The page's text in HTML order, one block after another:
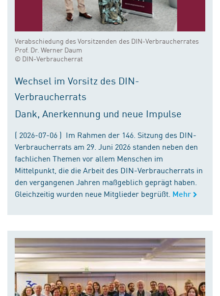
Verabschiedung des Vorsitzenden des DIN-Verbraucherrates
Prof. Dr. Werner Daum
© DIN-Verbraucherrat
Wechsel im Vorsitz des DIN-
Verbraucherrats
Dank, Anerkennung und neue Impulse
( 2026-07-06 ) Im Rahmen der 146. Sitzung des DIN-
Verbraucherrats am 29. Juni 2026 standen neben den
fachlichen Themen vor allem Menschen im
Mittelpunkt, die die Arbeit des DIN-Verbraucherrats in
den vergangenen Jahren maßgeblich geprägt haben.
Gleichzeitig wurden neue Mitglieder begrüßt. Mehr